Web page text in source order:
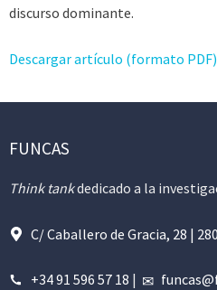
discurso dominante.
Descargar artículo (formato PDF)
FUNCAS
Think tankdedicado a la
C/ Caballero de Gracia, 28 |
+34 91 596 57 18 |